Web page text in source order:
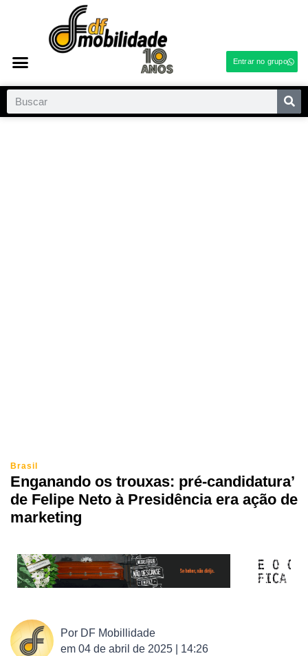
Entrar no grupo
Brasil
Enganando os trouxas: pré-candidatura’
de Felipe Neto à Presidência era ação de
marketing
Por DF Mobillidade
em 04 de abril de 2025 | 14:26